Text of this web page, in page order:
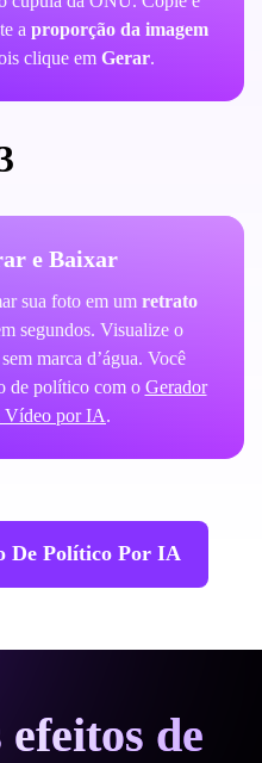
a proporção da imagem
clique em Gerar.
e Baixar
sua foto em um retrato
segundos. Visualize o
marca d’água. Você
de político com o Gerador
Vídeo por IA.
De Político Por IA
de